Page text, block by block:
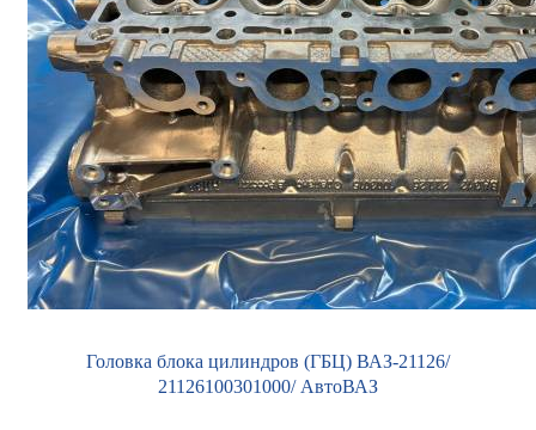
Головка блока цилиндров (ГБЦ) ВАЗ-21126/
21126100301000/ АвтоВАЗ